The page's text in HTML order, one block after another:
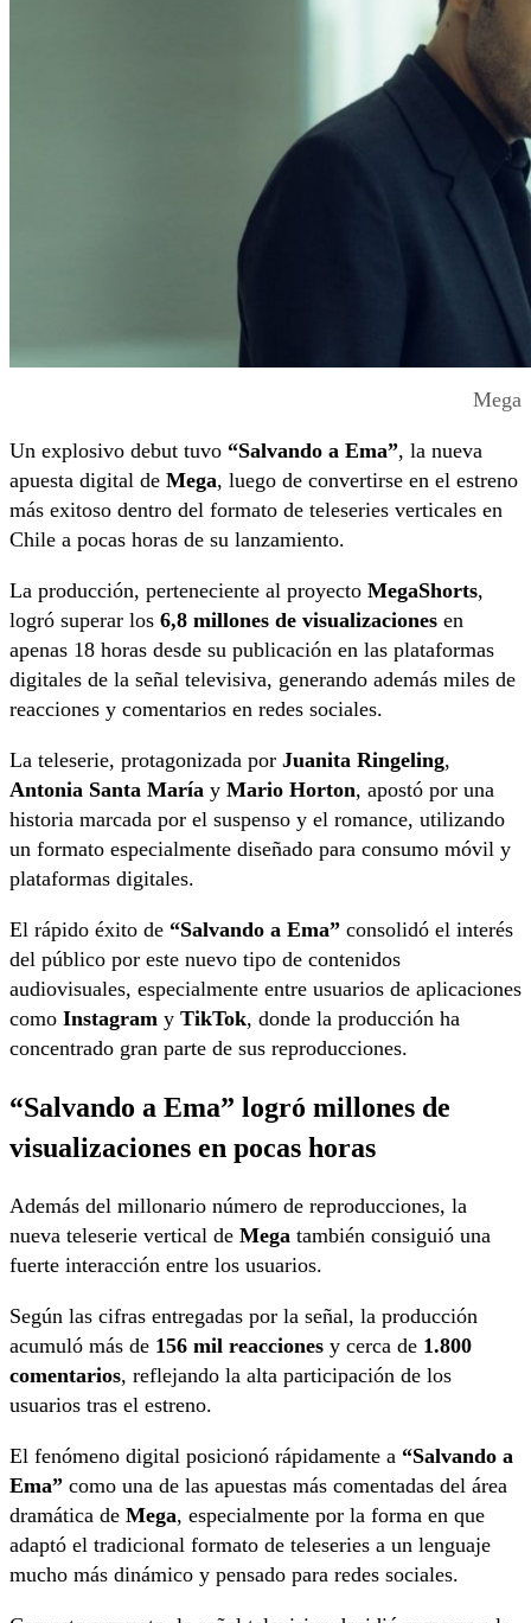
Mega
Un explosivo debut tuvo “Salvando a Ema”, la nueva
apuesta digital de Mega, luego de convertirse en el estreno
más exitoso dentro del formato de teleseries verticales en
Chile a pocas horas de su lanzamiento.
La producción, perteneciente al proyecto MegaShorts,
logró superar los 6,8 millones de visualizaciones en
apenas 18 horas desde su publicación en las plataformas
digitales de la señal televisiva, generando además miles de
reacciones y comentarios en redes sociales.
La teleserie, protagonizada por Juanita Ringeling,
Antonia Santa María y Mario Horton, apostó por una
historia marcada por el suspenso y el romance, utilizando
un formato especialmente diseñado para consumo móvil y
plataformas digitales.
El rápido éxito de “Salvando a Ema” consolidó el interés
del público por este nuevo tipo de contenidos
audiovisuales, especialmente entre usuarios de aplicaciones
como Instagram y TikTok, donde la producción ha
concentrado gran parte de sus reproducciones.
“Salvando a Ema” logró millones de
visualizaciones en pocas horas
Además del millonario número de reproducciones, la
nueva teleserie vertical de Mega también consiguió una
fuerte interacción entre los usuarios.
Según las cifras entregadas por la señal, la producción
acumuló más de 156 mil reacciones y cerca de 1.800
comentarios, reflejando la alta participación de los
usuarios tras el estreno.
El fenómeno digital posicionó rápidamente a “Salvando a
Ema” como una de las apuestas más comentadas del área
dramática de Mega, especialmente por la forma en que
adaptó el tradicional formato de teleseries a un lenguaje
mucho más dinámico y pensado para redes sociales.